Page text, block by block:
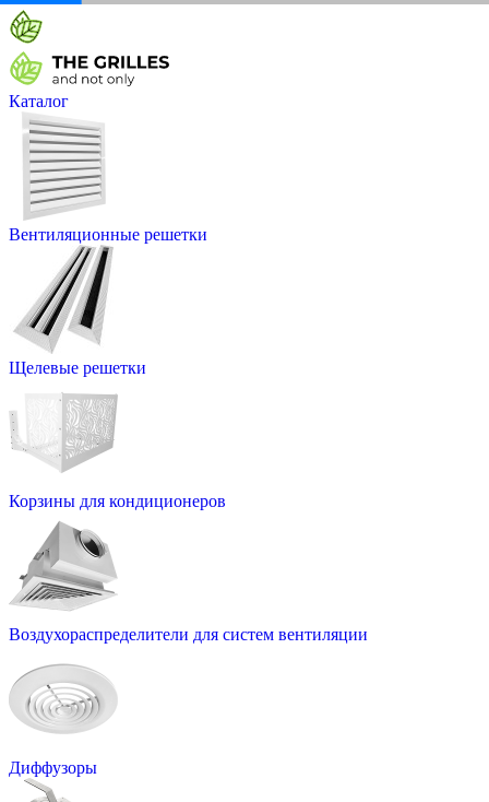
Каталог
Вентиляционные решетки
Щелевые решетки
Корзины для кондиционеров
Воздухораспределители для систем вентиляции
Диффузоры